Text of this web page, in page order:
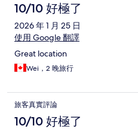
10/10 好極了
2026 年 1 月 25 日
使用 Google 翻譯
Great location
Wei，2 晚旅行
旅客真實評論
10/10 好極了